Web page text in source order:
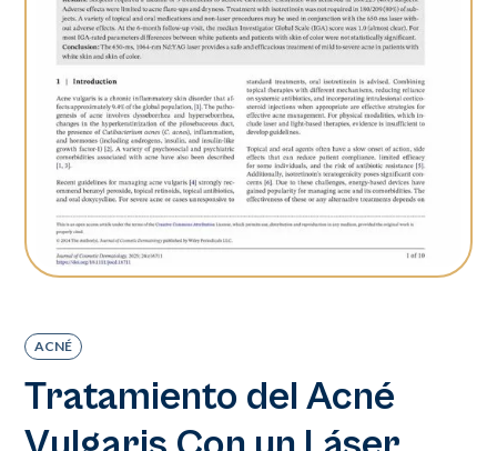
ACNÉ
Tratamiento del Acné